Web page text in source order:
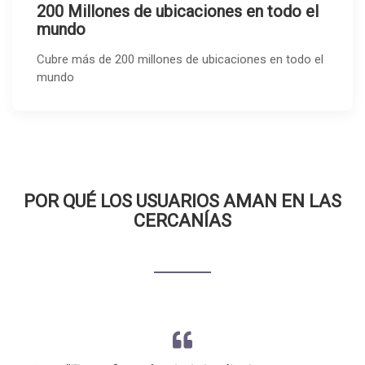
200 Millones de ubicaciones en todo el
mundo
Cubre más de 200 millones de ubicaciones en todo el
mundo
POR QUÉ LOS USUARIOS AMAN EN LAS
CERCANÍAS